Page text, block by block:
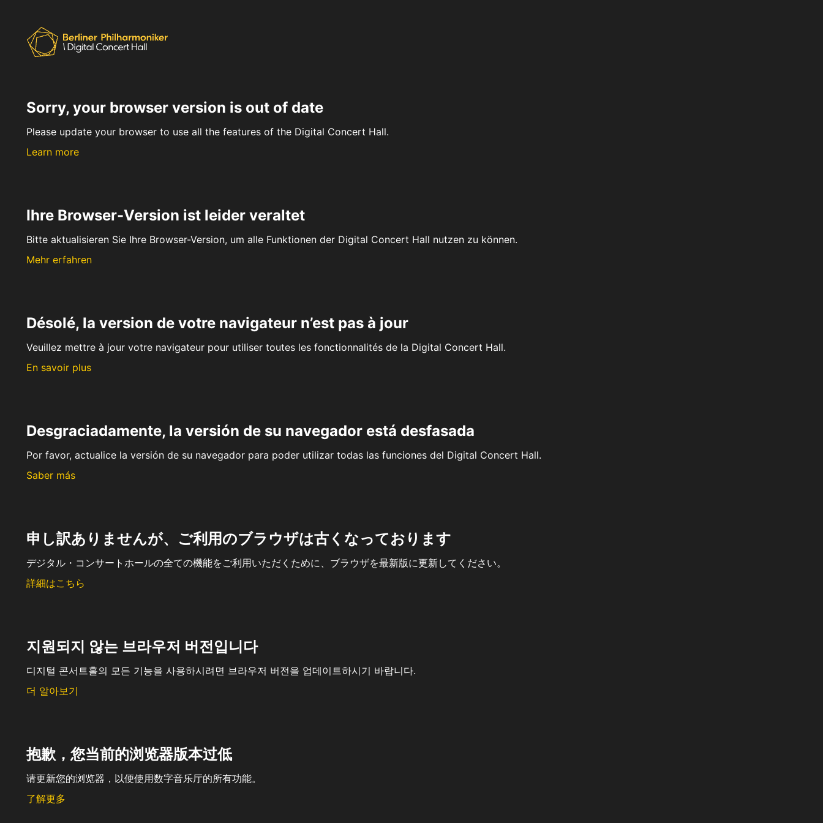
Sorry, your browser version is out of date
Please update your browser to use all the features of the Digital Concert Hall.
Learn more
Ihre Browser-Version ist leider veraltet
Bitte aktualisieren Sie Ihre Browser-Version, um alle Funktionen der Digital Concert Hall nutzen zu können.
Mehr erfahren
Désolé, la version de votre navigateur n’est pas à jour
Veuillez mettre à jour votre navigateur pour utiliser toutes les fonctionnalités de la Digital Concert Hall.
En savoir plus
Desgraciadamente, la versión de su navegador está desfasada
Por favor, actualice la versión de su navegador para poder utilizar todas las funciones del Digital Concert Hall.
Saber más
申し訳ありませんが、ご利用のブラウザは古くなっております
デジタル・コンサートホールの全ての機能をご利用いただくために、ブラウザを最新版に更新してください。
詳細はこちら
지원되지 않는 브라우저 버전입니다
디지털 콘서트홀의 모든 기능을 사용하시려면 브라우저 버전을 업데이트하시기 바랍니다.
더 알아보기
抱歉，您当前的浏览器版本过低
请更新您的浏览器，以便使用数字音乐厅的所有功能。
了解更多